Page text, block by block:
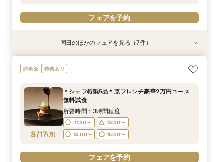
フェアを予約
特典あり
8/16(日)
お盆LAST【料理重視の方へ】3組限定◆7大特典
付き京フレンチ試食会 ＜東山を望む絶景空間で
所要時間：3時間程度
14:00〜
15:00〜
フェアを予約
特典あり
8/16(日)
【70名以上ご検討の方】京都最大級の会場見学×
口コミ高評価2万円相当試食
9:00〜
14:00〜
15:00〜
フェアを予約
特典あり
8/16(日)
【神社コンシェルジュ相談×神社紹介あり】伝統
と絆を大切にする本格和婚を実現！和婚スタイル
ア～
所要時間：3時間程度
14:00〜
15:00〜
フェアを予約
特典あり
8/16(日)
《少人数専用会場が大好評！》家族の絆を結ぶ
アットホームな少人数ウエディングフェア【挙式
試食付き】
所要時間：3時間程度
14:00〜
15:00〜
フェアを予約
特典あり
8/16(日)
【初めての方へ】組数限定で挙式プレゼント◆挙
式入場体験×試食×充実の相談会
9:00〜
14:00〜
15:00〜
フェアを予約
特典あり
8/16(日)
【おもてなし重視の方必見】歴史×モダンの寛ぎ
空間＆特別試食会
9:00〜
14:00〜
15:00〜
フェアを予約
特典あり
8/16(日)
【東京開催】関東在住の方必見《フナツル》出張
ご相談会＆お打合せ【式場選び～結婚式の準備・
や新幹線代プレゼントも！
所要時間：3時間程度
フェアを予約
同日のほかのフェアを見る（7件）
試食会 特典あり
8/17(月)
＊シェフ特製5品＊京フレンチ豪華2万円コース
無料試食
所要時間：3時間程度
11:30〜
13:00〜
14:00〜
15:00〜
フェアを予約